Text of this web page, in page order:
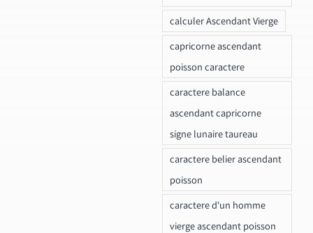
calculer Ascendant Vierge
capricorne ascendant
poisson caractere
caractere balance
ascendant capricorne
signe lunaire taureau
caractere belier ascendant
poisson
caractere d'un homme
vierge ascendant poisson